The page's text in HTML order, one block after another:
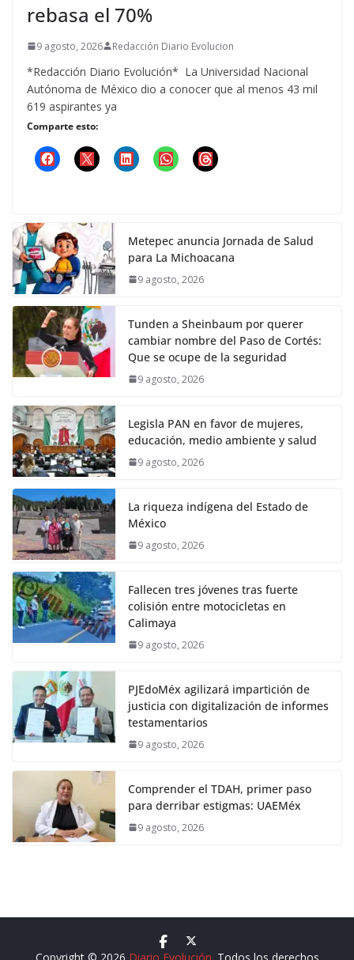
rebasa el 70%
9 agosto, 2026 Redacción Diario Evolucion
*Redacción Diario Evolución* La Universidad Nacional
Autónoma de México dio a conocer que al menos 43 mil
619 aspirantes ya
Comparte esto:
Metepec anuncia Jornada de Salud
para La Michoacana
9 agosto, 2026
Tunden a Sheinbaum por querer
cambiar nombre del Paso de Cortés:
Que se ocupe de la seguridad
9 agosto, 2026
Legisla PAN en favor de mujeres,
educación, medio ambiente y salud
9 agosto, 2026
La riqueza indígena del Estado de
México
9 agosto, 2026
Fallecen tres jóvenes tras fuerte
colisión entre motocicletas en
Calimaya
9 agosto, 2026
PJEdoMéx agilizará impartición de
justicia con digitalización de informes
testamentarios
9 agosto, 2026
Comprender el TDAH, primer paso
para derribar estigmas: UAEMéx
9 agosto, 2026